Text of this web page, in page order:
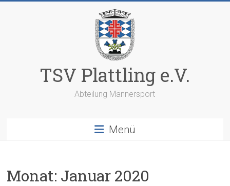
TSV Plattling e.V.
Abteilung Männersport
Menü
Monat: Januar 2020